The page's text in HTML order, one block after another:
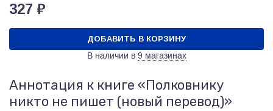
327 ₽
ДОБАВИТЬ В КОРЗИНУ
В наличии в 9 магазинах
Аннотация к книге «Полковнику
никто не пишет (новый перевод)»